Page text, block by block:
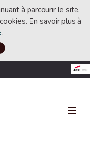
à parcourir le site,
En savoir plus à
externe)
.